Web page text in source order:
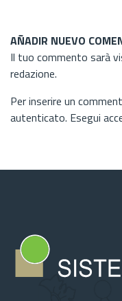
AÑADIR NUEVO
Il tuo commento sarà
redazione.
Per inserire un
autenticato. Esegui